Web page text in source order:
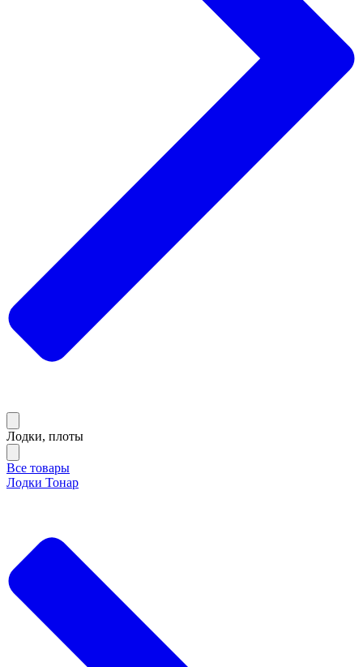
Лодки, плоты
Все товары
Лодки Тонар